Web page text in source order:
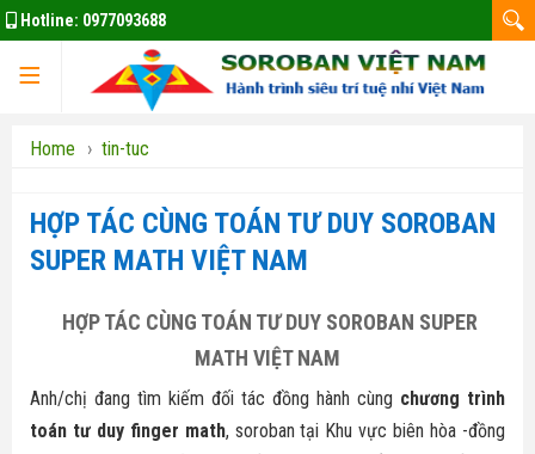
Hotline: 0977093688
Trang chủ
Đào tạo Giáo Viên
Giáo Viên Toán Finger Math
Giáo viên Toán Soroban
Home › tin-tuc
HỢP TÁC CÙNG TOÁN TƯ DUY SOROBAN
SUPER MATH VIỆT NAM
HỢP TÁC CÙNG TOÁN TƯ DUY SOROBAN SUPER
MATH VIỆT NAM
Anh/chị đang tìm kiếm đối tác đồng hành cùng chương trình
toán tư duy finger math, soroban tại Khu vực biên hòa -đồng